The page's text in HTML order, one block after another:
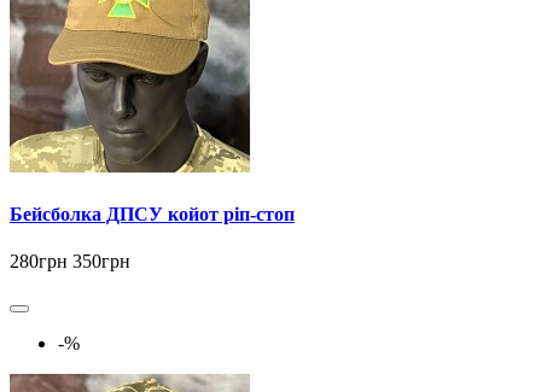
Бейсболка ДПСУ койот ріп-стоп
280грн 350грн
-%